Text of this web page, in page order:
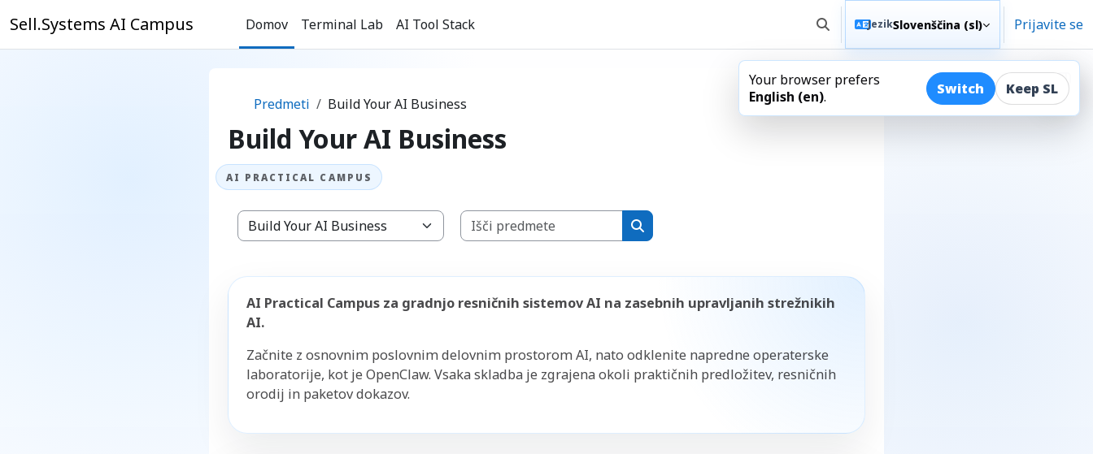
Sell.Systems AI Campus Domov Terminal Lab AI Tool Stack Preklopi iskalni vnos
JezikSlovenščina ‎(sl)‎ Prijavite se
Predmeti
Build Your AI Business
Build Your AI Business
Kategorije predmetov
Išči predmete
Išči predmete
AI Practical Campus za gradnjo resničnih sistemov AI na zasebnih upravljanih strežnikih
AI.
Začnite z osnovnim poslovnim delovnim prostorom AI, nato odklenite napredne operaterske
laboratorije, kot je OpenClaw. Vsaka skladba je zgrajena okoli praktičnih predložitev, resničnih
orodij in paketov dokazov.
Your browser prefers
English ‎(en)‎. Switch Keep SL